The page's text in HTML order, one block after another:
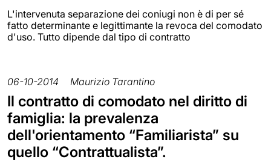
L'intervenuta separazione dei coniugi non è di per sé
fatto determinante e legittimante la revoca del comodato
d'uso. Tutto dipende dal tipo di contratto
06-10-2014 Maurizio Tarantino
Il contratto di comodato nel diritto di
famiglia: la prevalenza
dell'orientamento “Familiarista” su
quello “Contrattualista”.